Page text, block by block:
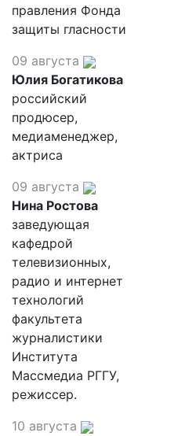
правления Фонда
защиты гласности
09 августа
Юлия Богатикова
российский
продюсер,
медиаменеджер,
актриса
09 августа
Нина Ростова
заведующая
кафедрой
телевизионных,
радио и интернет
технологий
факультета
журналистики
Института
Массмедиа РГГУ,
режиссер.
10 августа